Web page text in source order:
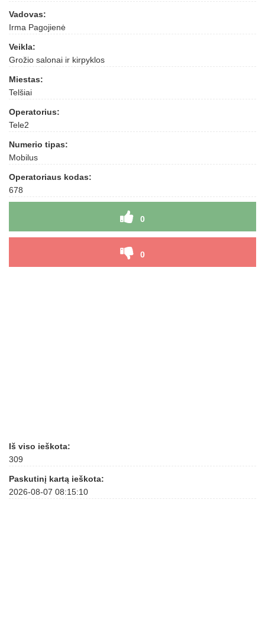
Vadovas:
Irma Pagojienė
Veikla:
Grožio salonai ir kirpyklos
Miestas:
Telšiai
Operatorius:
Tele2
Numerio tipas:
Mobilus
Operatoriaus kodas:
678
0
0
Iš viso ieškota:
309
Paskutinį kartą ieškota:
2026-08-07 08:15:10